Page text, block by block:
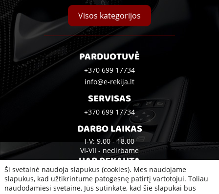
Visos kategorijos
PARDUOTUVĖ
+370 699 17734
info@e-rekija.lt
SERVISAS
+370 699 17734
DARBO LAIKAS
I-V: 9.00 - 18.00
VI-VII - nedirbame
UAB REKAUTA
Bijūnų g. 10A, Klaipėda
Ši svetainė naudoja slapukus (cookies). Mes naudojame
slapukus, kad užtikrintume patogesnę patirtį vartotojui. Toliau
naudodamiesi svetaine, Jūs sutinkate, kad šie slapukai bus